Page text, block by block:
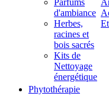
Parfums
d'ambiance
Herbes,
racines et
bois sacrés
Kits de
Nettoyage
énergétique
Phytothérapie